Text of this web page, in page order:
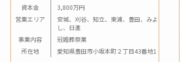
資本金
3,800万円
営業エリア
安城、刈谷、知立、東浦、豊田、みよ
し、日進
事業内容
冠婚葬祭業
所在地
愛知県豊田市小坂本町２丁目43番地1